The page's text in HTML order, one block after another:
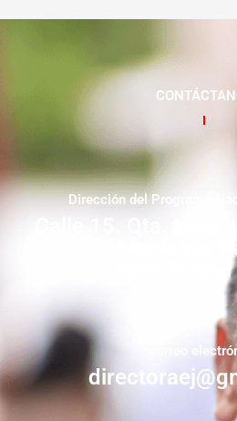
Dirección del Programa
Calle 15. Qta.
Municipio
Zona
correo